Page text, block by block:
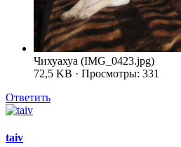
Чихуахуа (IMG_0423.jpg)
72,5 KB · Просмотры: 331
Ответить
taiv